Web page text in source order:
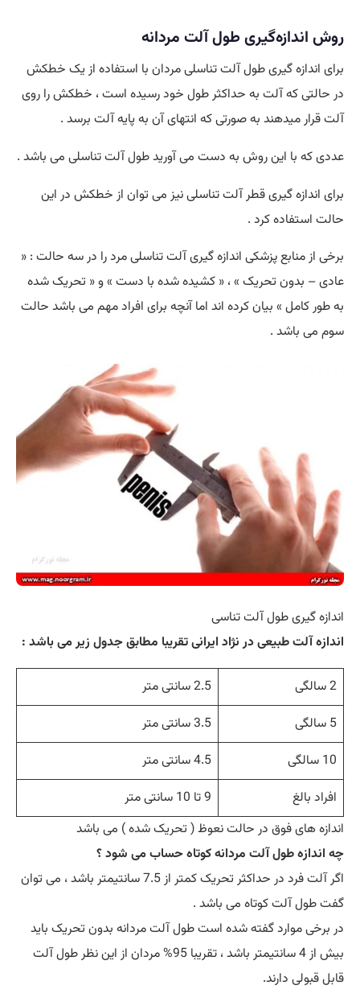
روش اندازه‌گیری طول آلت مردانه
برای اندازه گیری طول آلت تناسلی مردان با استفاده از یک خطکش
در حالتی که آلت به حداکثر طول خود رسیده است ، خطکش را روی
آلت قرار میدهند به صورتی که انتهای آن به پایه آلت برسد .
عددی که با این روش به دست می آورید طول آلت تناسلی می باشد .
برای اندازه گیری قطر آلت تناسلی نیز می توان از خطکش در این
حالت استفاده کرد .
برخی از منابع پزشکی اندازه گیری آلت تناسلی مرد را در سه حالت : «
عادی – بدون تحریک » ، « کشیده شده با دست » و « تحریک شده
به طور کامل » بیان کرده اند اما آنچه برای افراد مهم می باشد حالت
سوم می باشد .
اندازه گیری طول آلت تناسی
اندازه آلت طبیعی در نژاد ایرانی تقریبا مطابق جدول زیر می باشد :
2 سالگی
2.5 سانتی متر
5 سالگی
3.5 سانتی متر
10 سالگی
4.5 سانتی متر
افراد بالغ
9 تا 10 سانتی متر
اندازه های فوق در حالت نعوظ ( تحریک شده ) می باشد
چه اندازه طول آلت مردانه کوتاه حساب می شود ؟
اگر آلت فرد در حداکثر تحریک کمتر از 7.5 سانتیمتر باشد ، می توان
گفت طول آلت کوتاه می باشد .
در برخی موارد گفته شده است طول آلت مردانه بدون تحریک باید
بیش از 4 سانتیمتر باشد ، تقریبا 95% مردان از این نظر طول آلت
قابل قبولی دارند.